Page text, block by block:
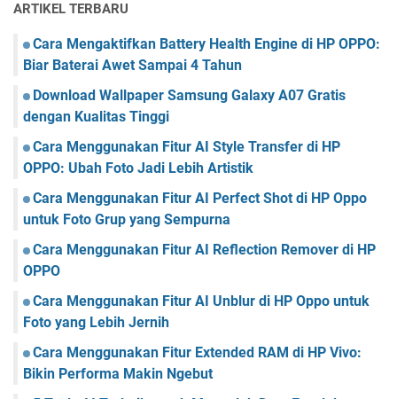
ARTIKEL TERBARU
Cara Mengaktifkan Battery Health Engine di HP OPPO:
Biar Baterai Awet Sampai 4 Tahun
Download Wallpaper Samsung Galaxy A07 Gratis
dengan Kualitas Tinggi
Cara Menggunakan Fitur AI Style Transfer di HP
OPPO: Ubah Foto Jadi Lebih Artistik
Cara Menggunakan Fitur AI Perfect Shot di HP Oppo
untuk Foto Grup yang Sempurna
Cara Menggunakan Fitur AI Reflection Remover di HP
OPPO
Cara Menggunakan Fitur AI Unblur di HP Oppo untuk
Foto yang Lebih Jernih
Cara Menggunakan Fitur Extended RAM di HP Vivo:
Bikin Performa Makin Ngebut